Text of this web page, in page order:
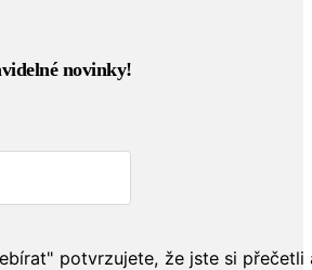
novinky!​
potvrzujete, že jste si přečetli